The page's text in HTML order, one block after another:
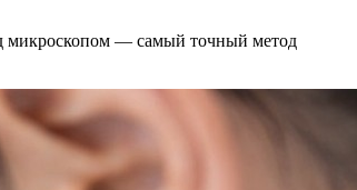
микроскопом — самый точный метод